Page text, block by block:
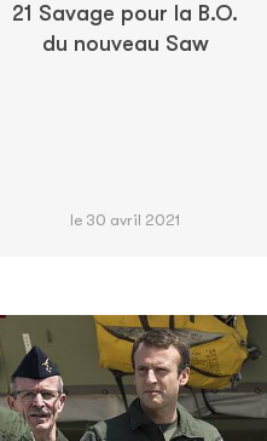
21 Savage pour la B.O.
du nouveau Saw
le 30 avril 2021